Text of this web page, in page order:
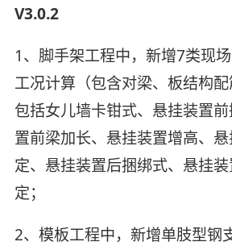
V3.0.2
1、脚手架工程中，新增7类现
工况计算（包含对梁、板结构配
包括女儿墙卡钳式、悬挂装置
置前梁加长、悬挂装置增高、
定、悬挂装置后捆绑式、悬挂
定；
2、模板工程中，新增单肢型钢